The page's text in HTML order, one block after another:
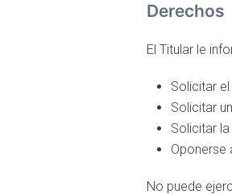
Derechos
El Titular le
Solicitar
Solicitar
Solicitar
Oponerse
No puede